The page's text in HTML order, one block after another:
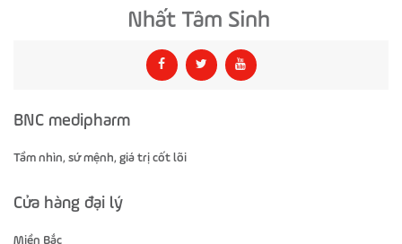
BNC medipharm
Tầm nhìn, sứ mệnh, giá trị cốt lõi
Cửa hàng đại lý
Miền Bắc